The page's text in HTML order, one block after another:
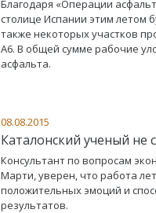
Благодаря «Операции
столице Испании этим летом
также некоторых участков
А6. В общей сумме рабочие
асфальта.
08.08.2015
Каталонский ученый не
Консультант по вопросам
Марти, уверен, что работа
положительных эмоций и
результатов.